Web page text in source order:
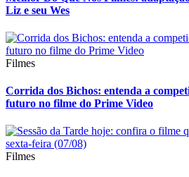
Liz e seu Wes
Filmes
Corrida dos Bichos: entenda a
futuro no filme do Prime Video
Filmes